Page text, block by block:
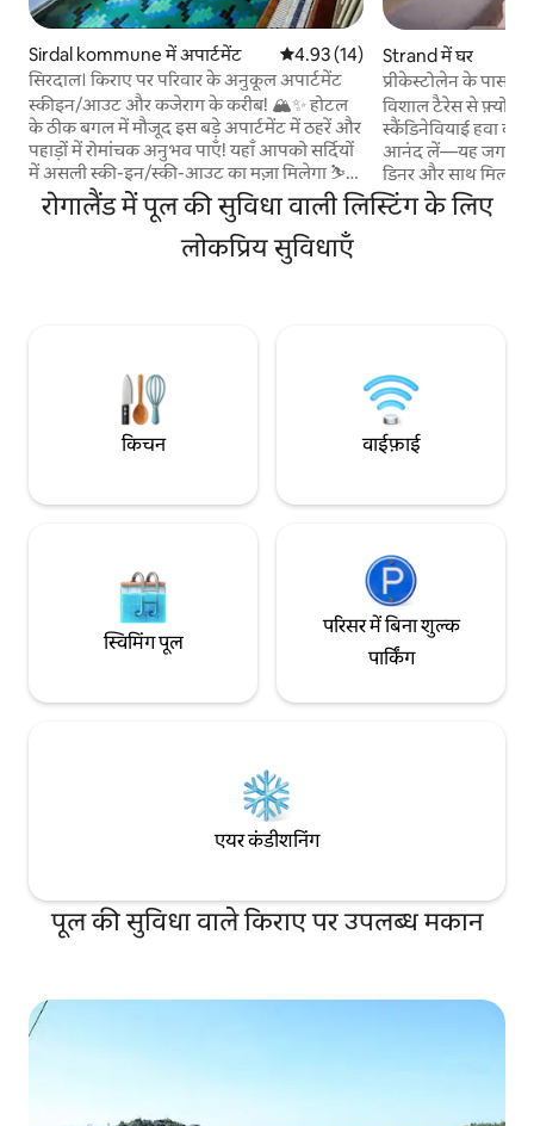
Sirdal kommune में अपार्टमेंट औसत रेटिंग 5 में से 4.93, 14 समीक्षाएँ
4.93 (14)
सिरदाल। किराए पर परिवार के अनुकूल अपार्टमेंट
स्कीइन/आउट और कजेराग के करीब! 🏔️✨ होटल
के ठीक बगल में मौजूद इस बड़े अपार्टमेंट में ठहरें और
पहाड़ों में रोमांचक अनुभव पाएँ! यहाँ आपको सर्दियों
में असली स्की-इन/स्की-आउट का मज़ा मिलेगा ⛷️
और गर्मियों में दरवाज़े के ठीक बाहर ही हाइकिंग के
शानदार रास्ते मिलेंगे 🥾 कजेराग से सिर्फ़ 42 मिनट
की दूरी पर! यह अपार्टमेंट 8 लोगों (या 2 परिवारों) के
लिए बिल्कुल सही है, इसमें 2 बाथरूम, ठीक बाहर
पालतू जीवों का स्वागत है।
Strand में घर
प्रीकेस्टोलेन के पास
विशाल टैरेस से फ़्योर्ड
स्कैंडिनेवियाई हवा
आनंद लें—यह जगह
डिनर और साथ मिलकर
पलों के लिए बिल्कुल सही है।
कुछ ही मिनट की दूरी
से कहीं बढ़कर — एक
रोगालैंड में पूल की सुविधा वाली लिस्टिंग के लिए
लोकप्रिय सुविधाएँ
किचन वाईफ़ाई
स्विमिंग पूल
परिसर में बिना शुल्क
पार्किंग
एयर कंडीशनिंग
पूल की सुविधा वाले किराए पर उपलब्ध मकान